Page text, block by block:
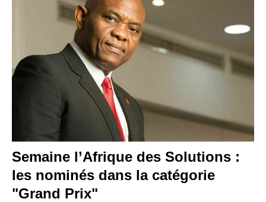
Semaine l’Afrique des Solutions :
les nominés dans la catégorie
"Grand Prix"